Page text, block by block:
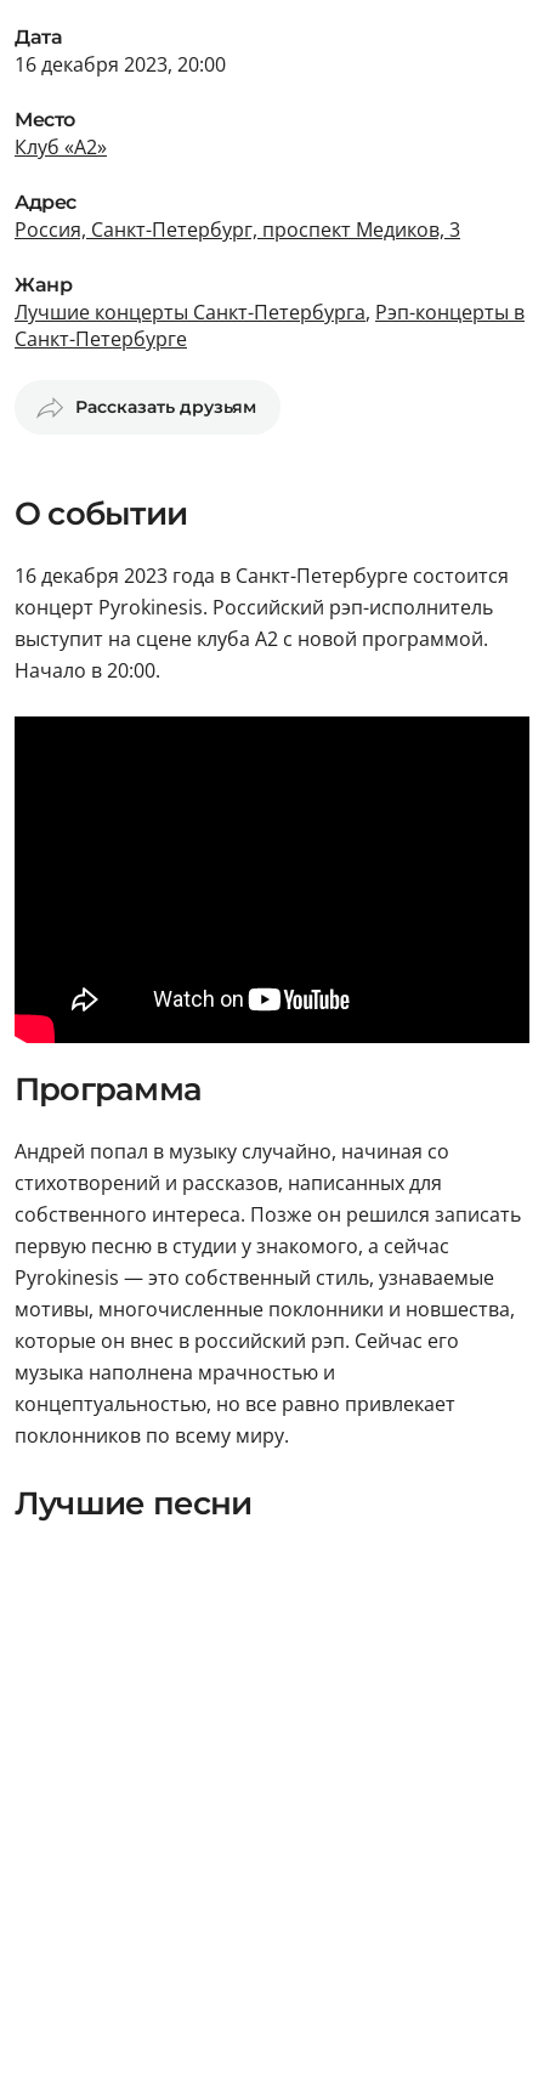
Дата
16 декабря 2023, 20:00
Место
Клуб «А2»
Адрес
Россия, Санкт-Петербург, проспект Медиков, 3
Жанр
Лучшие концерты Санкт-Петербурга, Рэп-концерты в
Санкт-Петербурге
Рассказать друзьям
О событии
16 декабря 2023 года в Санкт-Петербурге состоится
концерт Pyrokinesis. Российский рэп-исполнитель
выступит на сцене клуба А2 с новой программой.
Начало в 20:00.
Программа
Андрей попал в музыку случайно, начиная со
стихотворений и рассказов, написанных для
собственного интереса. Позже он решился записать
первую песню в студии у знакомого, а сейчас
Pyrokinesis — это собственный стиль, узнаваемые
мотивы, многочисленные поклонники и новшества,
которые он внес в российский рэп. Сейчас его
музыка наполнена мрачностью и
концептуальностью, но все равно привлекает
поклонников по всему миру.
Лучшие песни